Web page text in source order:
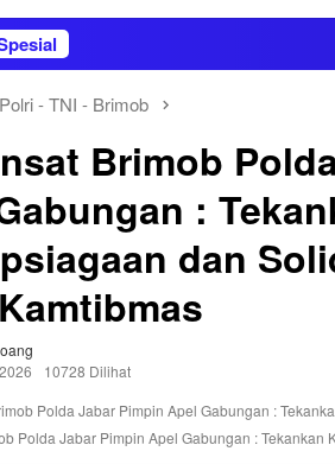
Kodim 0616/
Polri - TNI - Brimob
Brimob
:
dan
10728 Dilihat
Polda Jabar Pimpin Apel Gabungan : Tekankan